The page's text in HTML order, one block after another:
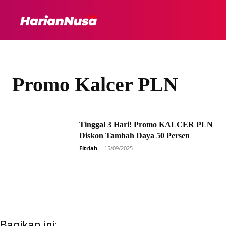
Promo Kalcer PLN
Tinggal 3 Hari! Promo KALCER PLN
Diskon Tambah Daya 50 Persen
Fitriah - 15/09/2025